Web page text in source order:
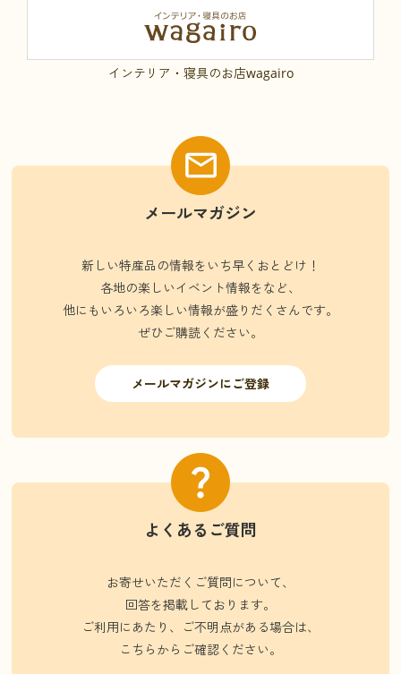
インテリア・寝具のお店wagairo
メールマガジン
新しい特産品の情報をいち早くおとどけ！
各地の楽しいイベント情報をなど、
他にもいろいろ楽しい情報が盛りだくさんです。
ぜひご購読ください。
メールマガジンにご登録
よくあるご質問
お寄せいただくご質問について、
回答を掲載しております。
ご利用にあたり、ご不明点がある場合は、
こちらからご確認ください。